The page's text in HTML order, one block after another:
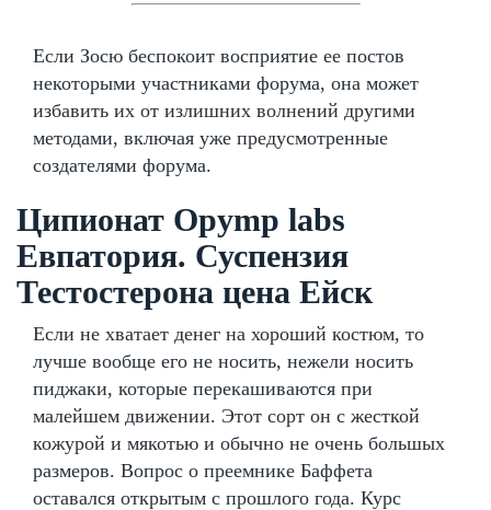
Если Зосю беспокоит восприятие ее постов
некоторыми участниками форума, она может
избавить их от излишних волнений другими
методами, включая уже предусмотренные
создателями форума.
Ципионат Opymp labs
Евпатория. Суспензия
Тестостерона цена Ейск
Если не хватает денег на хороший костюм, то
лучше вообще его не носить, нежели носить
пиджаки, которые перекашиваются при
малейшем движении. Этот сорт он с жесткой
кожурой и мякотью и обычно не очень большых
размеров. Вопрос о преемнике Баффета
оставался открытым с прошлого года. Курс